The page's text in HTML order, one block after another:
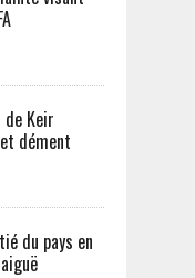
Keir
dément
du pays en